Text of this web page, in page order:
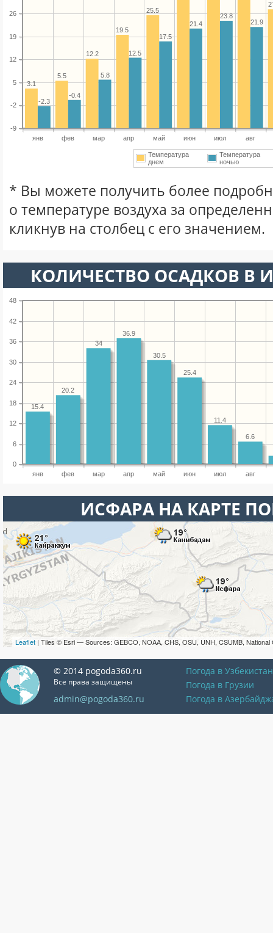
янв фев мар апр май июн июл авг
-9
-2
5
12
19
26 25.5
19.5
12.2
5.5
3.1
21.9
23.8
21.4
17.5
12.5
5.8
-0.4
-2.3
Температура
днем
Температура
ночью
* Вы можете получить более
о температуре воздуха за
кликнув на столбец с его значением.
КОЛИЧЕСТВО ОСАДКОВ В
янв фев мар апр май июн июл авг
0
6
12
18
24
30
36
42
48
6.6
11.4
25.4
30.5
36.9
34
20.2
15.4
ИСФАРА НА КАРТЕ
Leaflet | Tiles © Esri — Sources: GEBCO, NOAA, CHS, OSU, UNH, CSUMB, National
© 2014 pogoda360.ru
Все права защищены
admin@pogoda360.ru
Погода в
Погода в Грузии
Погода в